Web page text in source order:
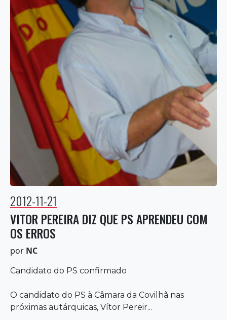
2012-11-21
VITOR PEREIRA DIZ QUE PS APRENDEU COM
OS ERROS
por NC
Candidato do PS confirmado
O candidato do PS à Câmara da Covilhã nas
próximas autárquicas, Vítor Pereir...